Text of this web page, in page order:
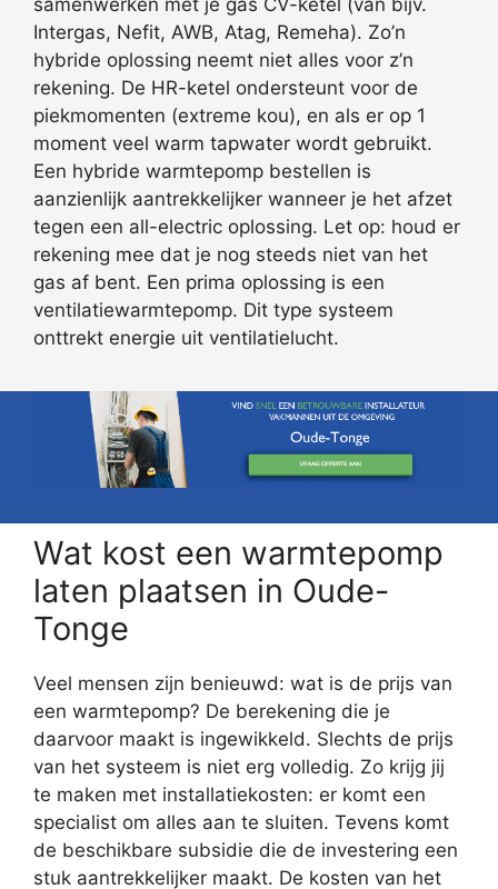
samenwerken met je gas CV-ketel (van bijv.
Intergas, Nefit, AWB, Atag, Remeha). Zo’n
hybride oplossing neemt niet alles voor z’n
rekening. De HR-ketel ondersteunt voor de
piekmomenten (extreme kou), en als er op 1
moment veel warm tapwater wordt gebruikt.
Een hybride warmtepomp bestellen is
aanzienlijk aantrekkelijker wanneer je het afzet
tegen een all-electric oplossing. Let op: houd er
rekening mee dat je nog steeds niet van het
gas af bent. Een prima oplossing is een
ventilatiewarmtepomp. Dit type systeem
onttrekt energie uit ventilatielucht.
Wat kost een warmtepomp
laten plaatsen in Oude-
Tonge
Veel mensen zijn benieuwd: wat is de prijs van
een warmtepomp? De berekening die je
daarvoor maakt is ingewikkeld. Slechts de prijs
van het systeem is niet erg volledig. Zo krijg jij
te maken met installatiekosten: er komt een
specialist om alles aan te sluiten. Tevens komt
de beschikbare subsidie die de investering een
stuk aantrekkelijker maakt. De kosten van het